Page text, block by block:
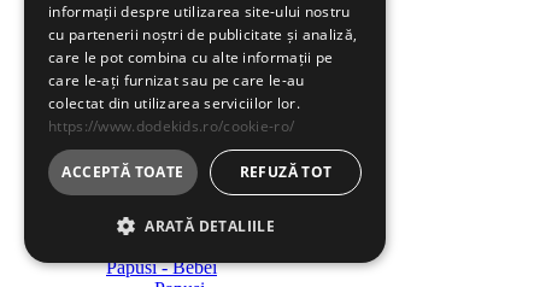
Parcari / Circuite
Parcari / Circuite
Jucarii rol
Jucarii rol
Diverse
Diverse
Jucarii fete
Papusi - Bebei
informații despre utilizarea site-ului nostru
cu partenerii noștri de publicitate și analiză,
care le pot combina cu alte informații pe
care le-ați furnizat sau pe care le-au
colectat din utilizarea serviciilor lor.
https://www.dodekids.ro/cookie-ro/
ACCEPTĂ TOATE REFUZĂ TOT
ARATĂ DETALIILE